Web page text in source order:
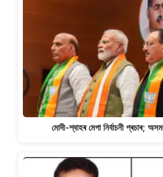
মোদী-শ্বাহৰ মেগা নিৰ্বাচনী প্ৰচাৰ;